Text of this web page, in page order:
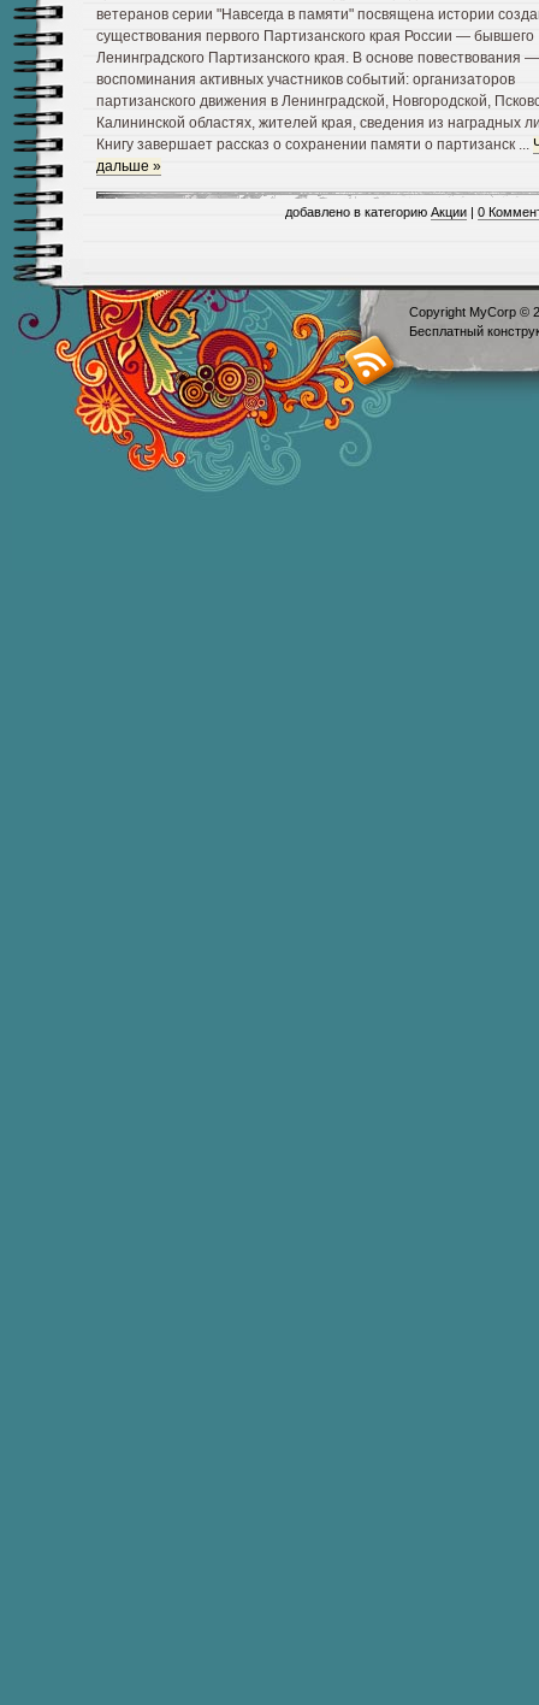
ветеранов серии "Навсегда в памяти" посвящена истории
существования первого Партизанского края России — бывшего
Ленинградского Партизанского края. В основе повествования —
воспоминания активных участников событий: организаторов
партизанского движения в Ленинградской, Новгородской,
Калининской областях, жителей края, сведения из наградных
Книгу завершает рассказ о сохранении памяти о партизанск ...
дальше »
добавлено в категорию Акции | 0
Copyright MyCorp ©
Бесплатный